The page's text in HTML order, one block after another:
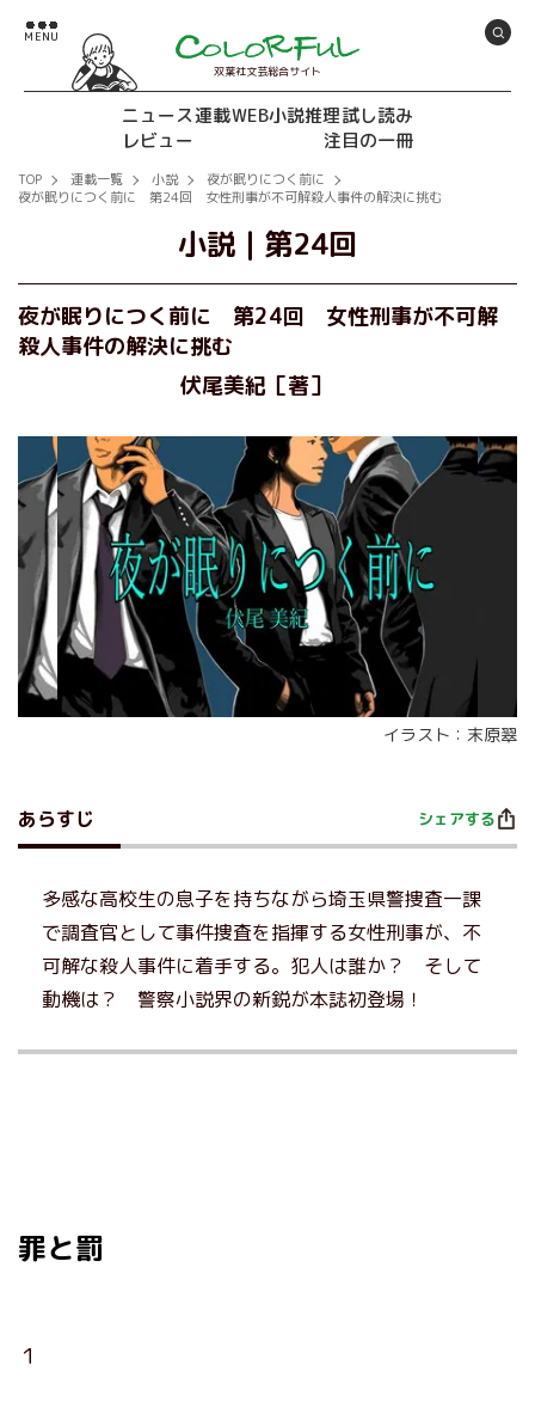
双葉社文芸総合サイト
ニュース連載WEB小説推理試し読み
レビュー
注目の一冊
TOP 連載一覧 小説
夜が眠りにつく前に
夜が眠りにつく前に 第24回 女性刑事が不可解殺人事件の解決に挑む
小説 ｜ 第24回
夜が眠りにつく前に 第24回 女性刑事が不可解
殺人事件の解決に挑む
伏尾美紀［著］
イラスト：末原翠
あらすじ シェアする
多感な高校生の息子を持ちながら埼玉県警捜査一課
で調査官として事件捜査を指揮する女性刑事が、不
可解な殺人事件に着手する。犯人は誰か？ そして
動機は？ 警察小説界の新鋭が本誌初登場！
罪と罰
１